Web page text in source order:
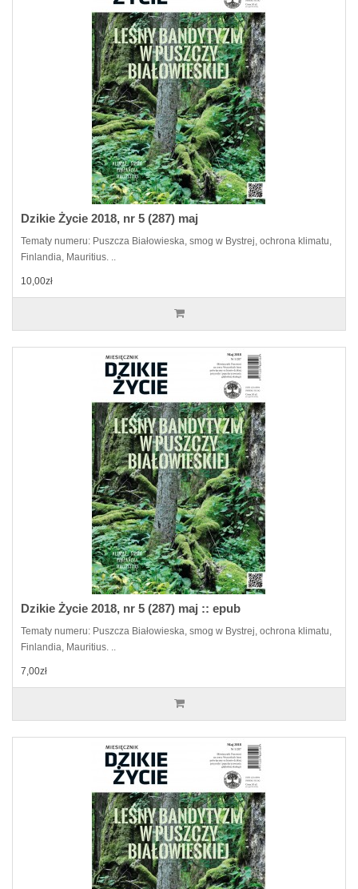
Dzikie Życie 2018, nr 5 (287) maj
Tematy numeru: Puszcza Białowieska, smog w Bystrej, ochrona klimatu,
Finlandia, Mauritius. ..
10,00zł
Dzikie Życie 2018, nr 5 (287) maj :: epub
Tematy numeru: Puszcza Białowieska, smog w Bystrej, ochrona klimatu,
Finlandia, Mauritius. ..
7,00zł